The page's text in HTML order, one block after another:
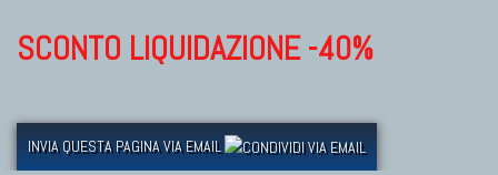
SCONTO LIQUIDAZIONE -40%
INVIA QUESTA PAGINA VIA EMAIL